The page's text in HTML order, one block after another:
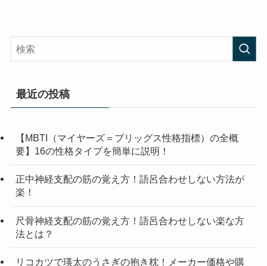
最近の投稿
【MBTI（マイヤーズ＝ブリッグス性格指標）の全概
要】16の性格タイプを簡単に説明！
正中神経支配の筋の覚え方！語呂合わせしない方法が
楽！
尺骨神経支配の筋の覚え方！語呂合わせしない楽な方
法とは？
リコカツで瑛太のうさぎの抱き枕！メーカー価格や購